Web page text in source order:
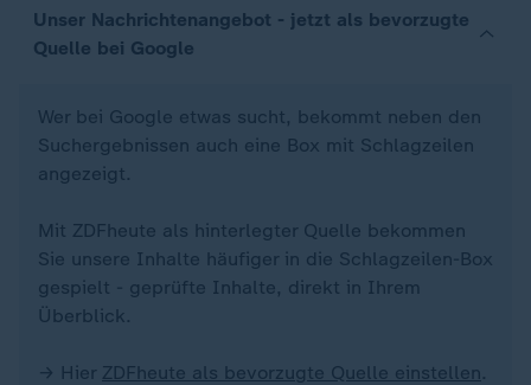
Unser Nachrichtenangebot - jetzt als bevorzugte
Quelle bei Google
Wer bei Google etwas sucht, bekommt neben den
Suchergebnissen auch eine Box mit Schlagzeilen
angezeigt.
Mit ZDFheute als hinterlegter Quelle bekommen
Sie unsere Inhalte häufiger in die Schlagzeilen-Box
gespielt - geprüfte Inhalte, direkt in Ihrem
Überblick.
→ Hier ZDFheute als bevorzugte Quelle einstellen.